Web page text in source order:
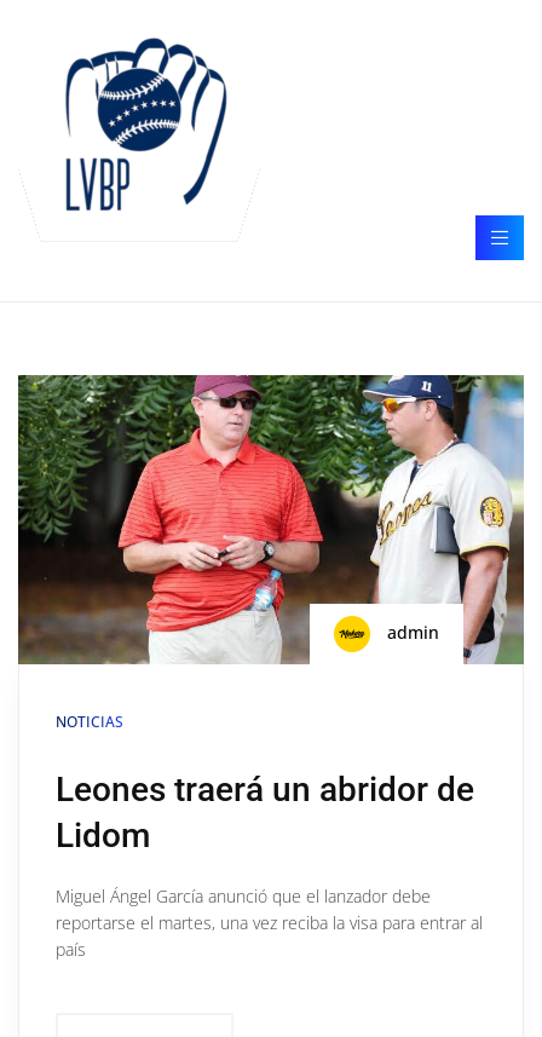
admin
NOTICIAS
Leones traerá un abridor de
Lidom
Miguel Ángel García anunció que el lanzador debe
reportarse el martes, una vez reciba la visa para entrar al
país